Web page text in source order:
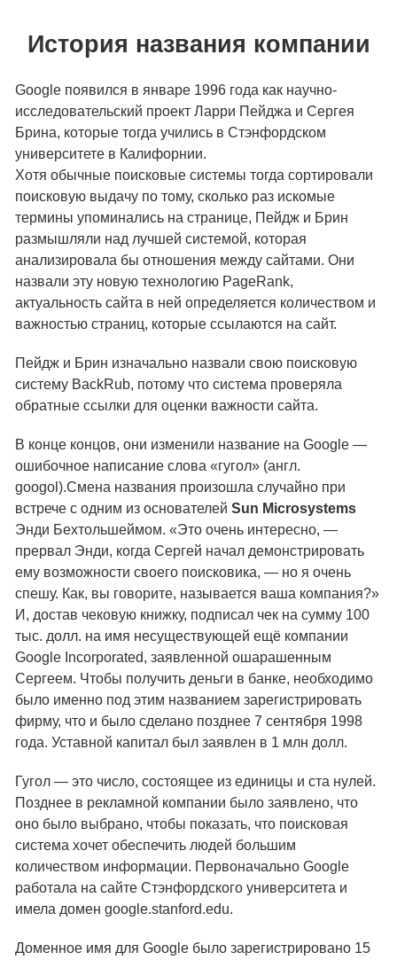
История названия компании
Google появился в январе 1996 года как научно-
исследовательский проект Ларри Пейджа и Сергея
Брина, которые тогда учились в Стэнфордском
университете в Калифорнии.
Хотя обычные поисковые системы тогда сортировали
поисковую выдачу по тому, сколько раз искомые
термины упоминались на странице, Пейдж и Брин
размышляли над лучшей системой, которая
анализировала бы отношения между сайтами. Они
назвали эту новую технологию PageRank,
актуальность сайта в ней определяется количеством и
важностью страниц, которые ссылаются на сайт.
Пейдж и Брин изначально назвали свою поисковую
систему BackRub, потому что система проверяла
обратные ссылки для оценки важности сайта.
В конце концов, они изменили название на Google —
ошибочное написание слова «гугол» (англ.
googol).Смена названия произошла случайно при
встрече с одним из основателей Sun Microsystems
Энди Бехтольшеймом. «Это очень интересно, —
прервал Энди, когда Сергей начал демонстрировать
ему возможности своего поисковика, — но я очень
спешу. Как, вы говорите, называется ваша компания?»
И, достав чековую книжку, подписал чек на сумму 100
тыс. долл. на имя несуществующей ещё компании
Google Incorporated, заявленной ошарашенным
Сергеем. Чтобы получить деньги в банке, необходимо
было именно под этим названием зарегистрировать
фирму, что и было сделано позднее 7 сентября 1998
года. Уставной капитал был заявлен в 1 млн долл.
Гугол — это число, состоящее из единицы и ста нулей.
Позднее в рекламной компании было заявлено, что
оно было выбрано, чтобы показать, что поисковая
система хочет обеспечить людей большим
количеством информации. Первоначально Google
работала на сайте Стэнфордского университета и
имела домен google.stanford.edu.
Доменное имя для Google было зарегистрировано 15